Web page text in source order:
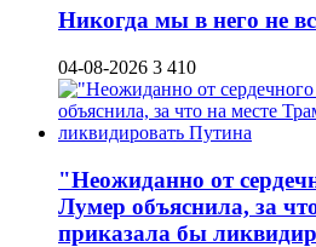
Никогда мы в него не
04-08-2026 3 410
"Неожиданно от
Лумер объяснила, за
приказала бы